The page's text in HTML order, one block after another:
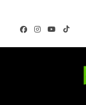
contenido